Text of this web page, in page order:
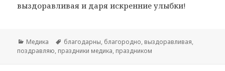
выздоравливая и даря искренние улыбки!
Рубрики
Медика Метки
благодарны, благородно, выздоравливая,
поздравляю, праздники медика, праздником